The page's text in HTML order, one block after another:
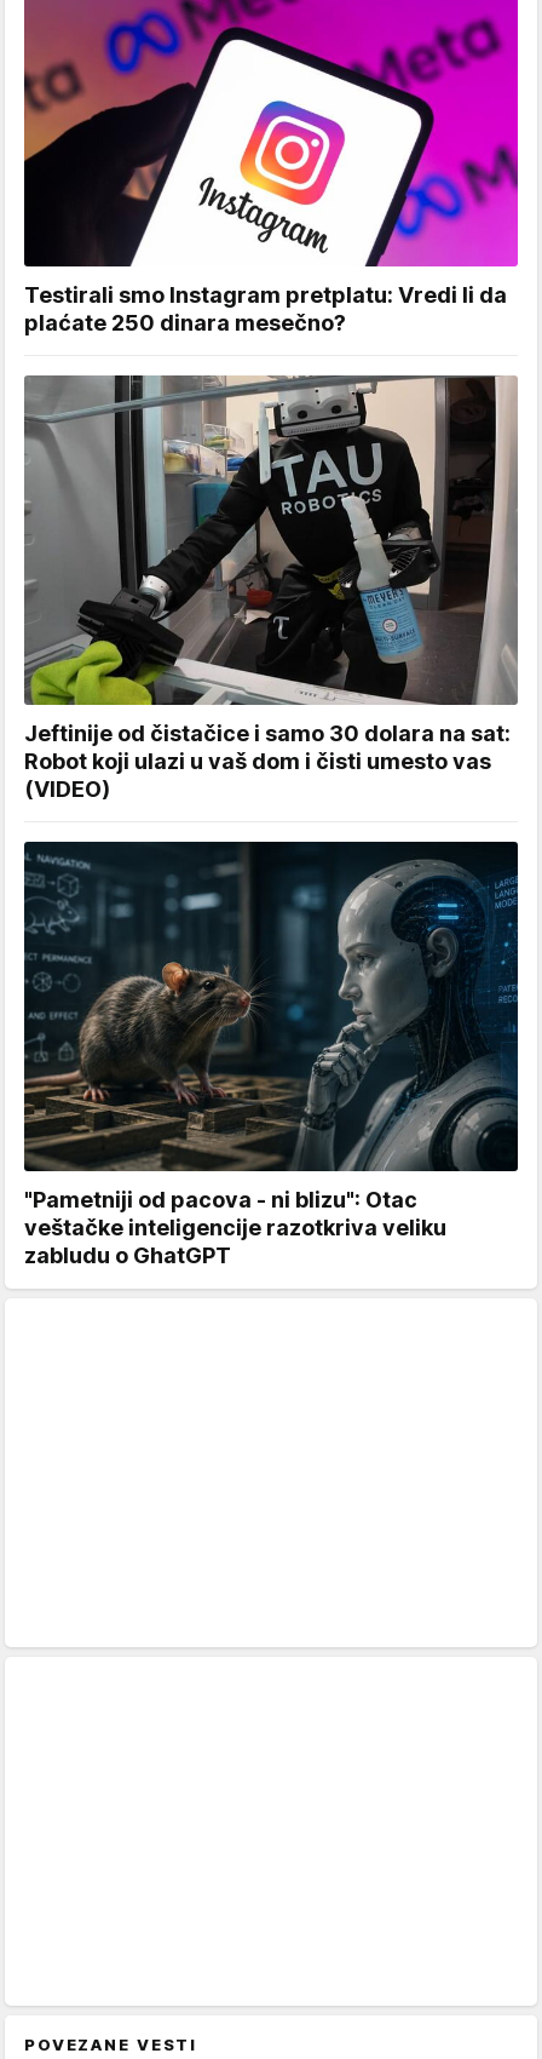
Testirali smo Instagram pretplatu: Vredi li da
plaćate 250 dinara mesečno?
Jeftinije od čistačice i samo 30 dolara na sat:
Robot koji ulazi u vaš dom i čisti umesto vas
(VIDEO)
"Pametniji od pacova - ni blizu": Otac
veštačke inteligencije razotkriva veliku
zabludu o GhatGPT
POVEZANE VESTI